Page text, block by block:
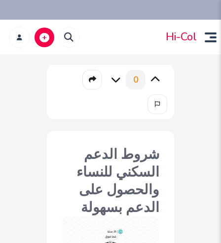
Hi-Col
0
شروط الدعم
السكني للنساء
والحصول على
الدعم بسهولة